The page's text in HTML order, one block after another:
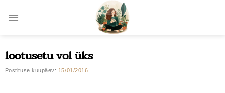
lootusetu vol üks
Postituse kuupäev: 15/01/2016